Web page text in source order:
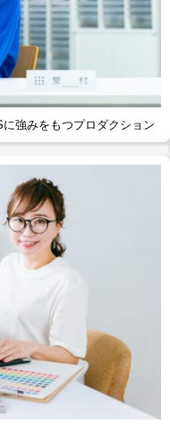
強みをもつプロダクション